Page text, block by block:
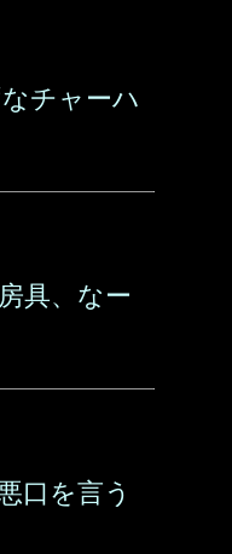
チャーハ
具、なー
口を言う